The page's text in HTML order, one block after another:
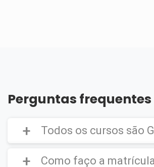
Perguntas frequentes
Todos os cursos são
Como faço a